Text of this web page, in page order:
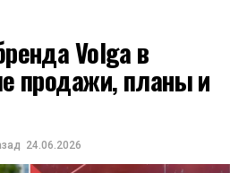
Volga в
продажи, планы и
24.06.2026